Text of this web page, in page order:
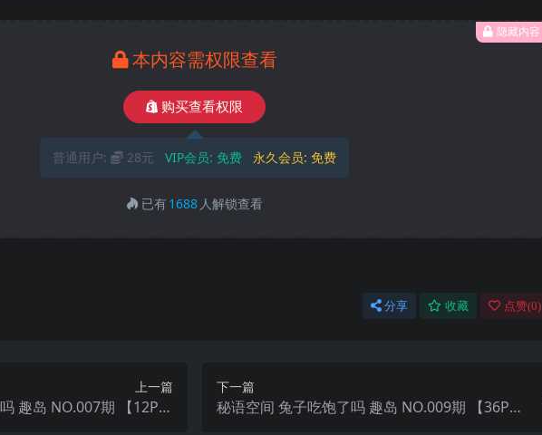
隐藏内容
本内容需权限查看
购买查看权限
普通用户: 28元 VIP会员: 免费 永久会员: 免费
已有1688 人解锁查看
分享 收藏 点赞(0)
上一篇
趣岛 NO.007期 【12P】
下一篇
秘语空间 兔子吃饱了吗 趣岛 NO.009期 【36P】